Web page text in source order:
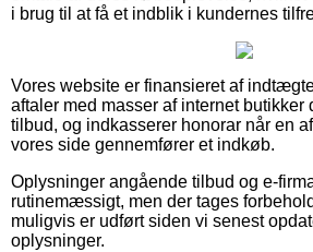
i brug til at få et indblik i kundernes
Vores website er finansieret af
aftaler med masser af internet butikker
tilbud, og indkasserer honorar når en
vores side gennemfører et indkøb.
Oplysninger angående tilbud og e-
rutinemæssigt, men der tages
muligvis er udført siden vi senest
oplysninger.